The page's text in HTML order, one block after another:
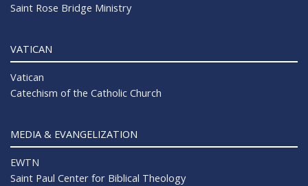
Saint Rose Bridge Ministry
VATICAN
Vatican
Catechism of the Catholic Church
MEDIA & EVANGELIZATION
EWTN
Saint Paul Center for Biblical Theology